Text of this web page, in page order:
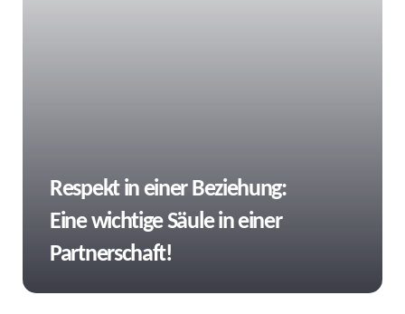
Respekt in einer Beziehung:
Eine wichtige Säule in einer
Partnerschaft!